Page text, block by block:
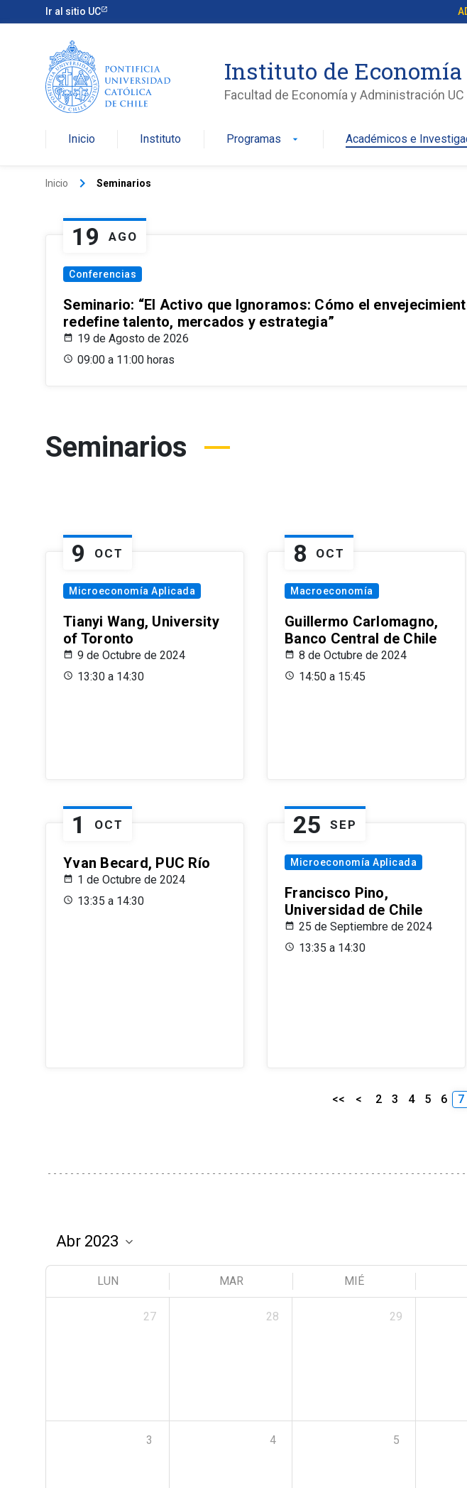
Ir al sitio UC
Instituto de Economía
Facultad de Economía y Administración UC
Inicio Instituto Programas arrow_drop_down Académicos e
Inicio keyboard_arrow_right Seminarios
19 AGO
Conferencias
Seminario: “El Activo que Ignoramos: Cómo el
redefine talento, mercados y estrategia”
19 de Agosto de 2026
09:00 a 11:00 horas
Seminarios
9 OCT
Microeconomía Aplicada
Tianyi Wang, University
of Toronto
9 de Octubre de 2024
13:30 a 14:30
8 OCT
Macroeconomía
Guillermo Carlomagno,
Banco Central de Chile
8 de Octubre de 2024
14:50 a 15:45
1 OCT
Yvan Becard, PUC Río
1 de Octubre de 2024
13:35 a 14:30
25 SEP
Microeconomía Aplicada
Francisco Pino,
Universidad de Chile
25 de Septiembre de 2024
13:35 a 14:30
<< < 2 3 4 5 6 7
LUN MAR MIÉ
27 28 29
3 4 5